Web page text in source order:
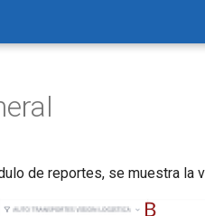
de reportes, se muestra la